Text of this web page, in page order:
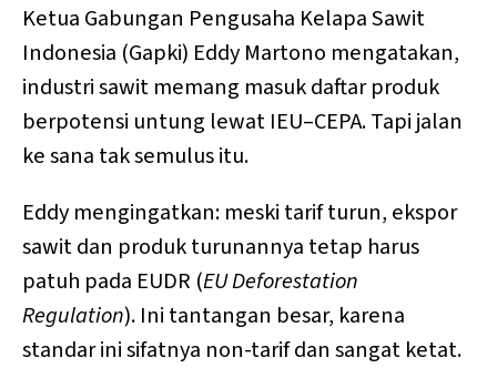
Ketua Gabungan Pengusaha Kelapa Sawit
Indonesia (Gapki) Eddy Martono mengatakan,
industri sawit memang masuk daftar produk
berpotensi untung lewat IEU–CEPA. Tapi jalan
ke sana tak semulus itu.
Eddy mengingatkan: meski tarif turun, ekspor
sawit dan produk turunannya tetap harus
patuh pada EUDR (EU Deforestation
Regulation). Ini tantangan besar, karena
standar ini sifatnya non-tarif dan sangat ketat.